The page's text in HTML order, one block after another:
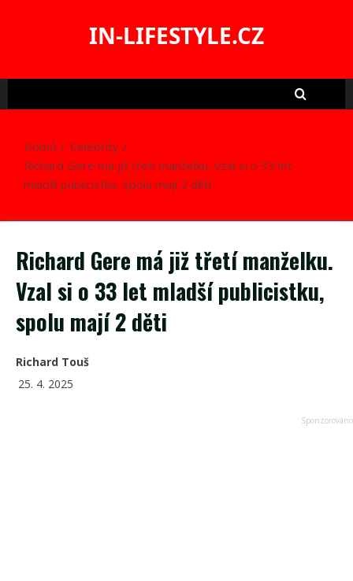
IN-LIFESTYLE.CZ
Domů
Celebrity
Richard Gere má již třetí manželku. Vzal si o 33 let
mladší publicistku, spolu mají 2 děti
Richard Gere má již třetí manželku.
Vzal si o 33 let mladší publicistku,
spolu mají 2 děti
Richard Touš
25. 4. 2025